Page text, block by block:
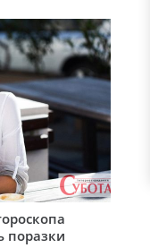
поразки